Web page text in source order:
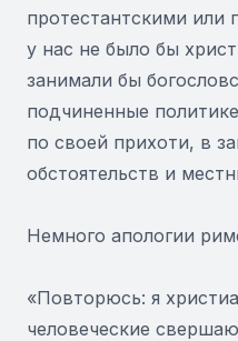
протестантскими или
у нас не было бы
занимали бы
подчиненные
по своей прихоти, в
обстоятельств и
Немного апологии
«Повторюсь: я
человеческие